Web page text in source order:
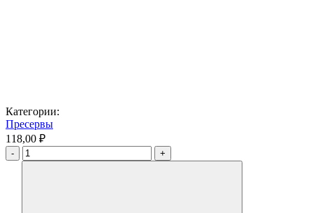
Категории:
Пресервы
118,00 ₽